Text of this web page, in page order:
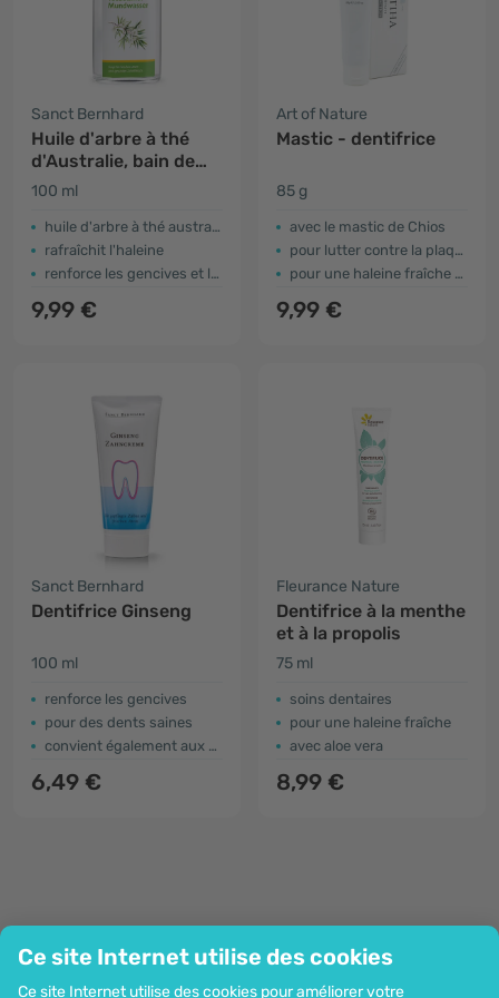
Ce site Internet utilise des cookies
Ce site Internet utilise des cookies pour améliorer votre
Sanct Bernhard
Huile d'arbre à thé
d'Australie, bain de
bouche
100 ml
huile d'arbre à thé australienne issue de l'agriculture biologique
rafraîchit l'haleine
renforce les gencives et les dents
9,99 €
Art of Nature
Mastic - dentifrice
85 g
avec le mastic de Chios
pour lutter contre la plaque dentaire
pour une haleine fraîche et agréable
9,99 €
Sanct Bernhard
Dentifrice Ginseng
100 ml
renforce les gencives
pour des dents saines
convient également aux enfants de plus de 6 ans
6,49 €
Fleurance Nature
Dentifrice à la menthe
et à la propolis
75 ml
soins dentaires
pour une haleine fraîche
avec aloe vera
8,99 €